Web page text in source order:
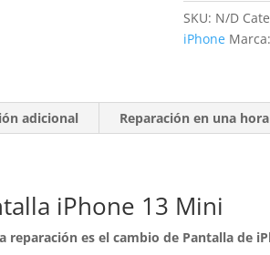
cantidad
SKU: N/D
iPhone Marca:
adicional Reparación en una hora
iPhone 13 Mini
reparación es el cambio de Pantalla de